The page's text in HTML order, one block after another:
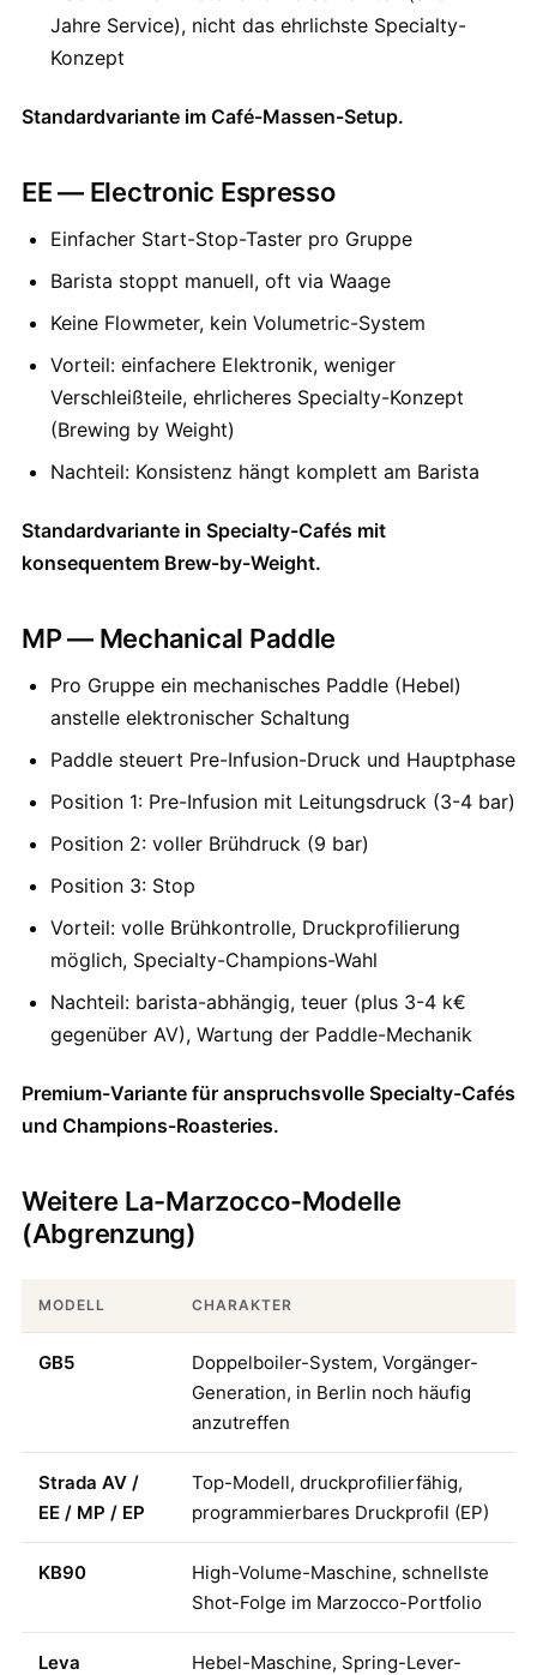
Jahre Service), nicht das ehrlichste Specialty-
Konzept
Standardvariante im Café-Massen-Setup.
EE — Electronic Espresso
Einfacher Start-Stop-Taster pro Gruppe
Barista stoppt manuell, oft via Waage
Keine Flowmeter, kein Volumetric-System
Vorteil: einfachere Elektronik, weniger
Verschleißteile, ehrlicheres Specialty-Konzept
(Brewing by Weight)
Nachteil: Konsistenz hängt komplett am Barista
Standardvariante in Specialty-Cafés mit
konsequentem Brew-by-Weight.
MP — Mechanical Paddle
Pro Gruppe ein mechanisches Paddle (Hebel)
anstelle elektronischer Schaltung
Paddle steuert Pre-Infusion-Druck und Hauptphase
Position 1: Pre-Infusion mit Leitungsdruck (3-4 bar)
Position 2: voller Brühdruck (9 bar)
Position 3: Stop
Vorteil: volle Brühkontrolle, Druckprofilierung
möglich, Specialty-Champions-Wahl
Nachteil: barista-abhängig, teuer (plus 3-4 k€
gegenüber AV), Wartung der Paddle-Mechanik
Premium-Variante für anspruchsvolle Specialty-Cafés
und Champions-Roasteries.
Weitere La-Marzocco-Modelle
(Abgrenzung)
MODELL CHARAKTER
GB5
Doppelboiler-System, Vorgänger-
Generation, in Berlin noch häufig
anzutreffen
Strada AV /
EE / MP / EP
Top-Modell, druckprofilierfähig,
programmierbares Druckprofil (EP)
KB90
High-Volume-Maschine, schnellste
Shot-Folge im Marzocco-Portfolio
Leva
Hebel-Maschine, Spring-Lever-